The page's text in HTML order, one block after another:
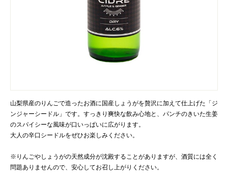
山梨県産のりんごで造ったお酒に国産しょうがを贅沢に加えて仕上げた「ジ
ンジャーシードル」です。すっきり爽快な飲み心地と、パンチのきいた生姜
のスパイシーな風味が口いっぱいに広がります。
大人の辛口シードルをぜひお楽しみください。
※りんごやしょうがの天然成分が沈殿することがありますが、酒質には全く
問題ありませんので、安心してお召し上がりください。